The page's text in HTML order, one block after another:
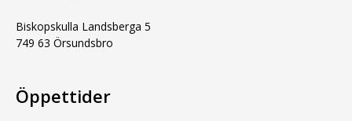
Biskopskulla Landsberga 5
749 63 Örsundsbro
Öppettider